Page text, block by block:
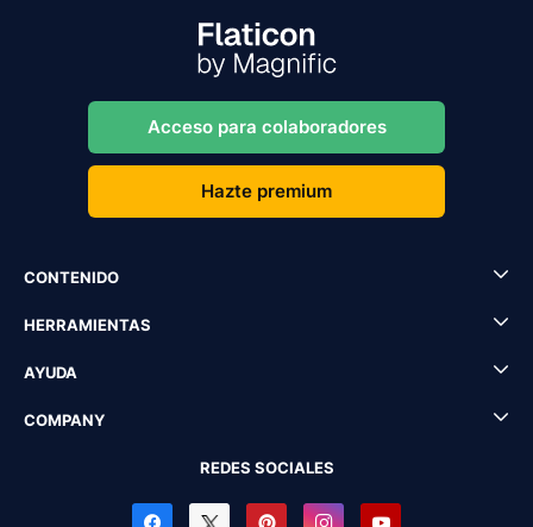
Acceso para colaboradores
Hazte premium
CONTENIDO
HERRAMIENTAS
AYUDA
COMPANY
REDES SOCIALES